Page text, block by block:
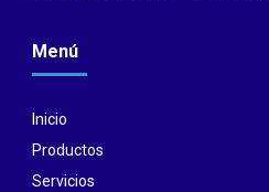
Menú
Inicio
Productos
Servicios